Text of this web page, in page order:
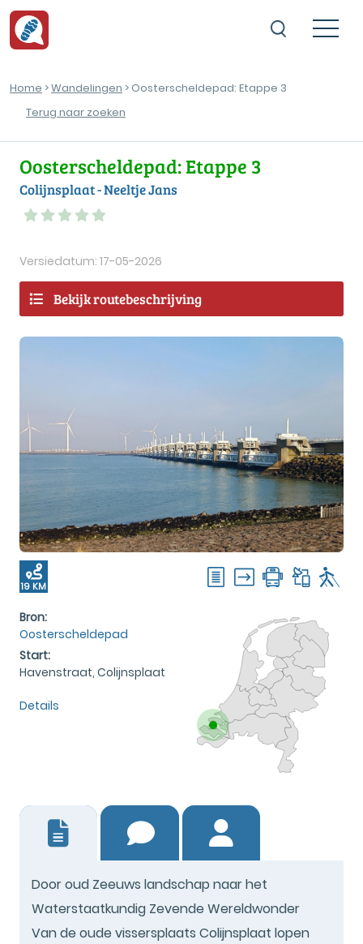
Home >Wandelingen > Oosterscheldepad: Etappe 3
Terug naar zoeken
Oosterscheldepad: Etappe 3
Colijnsplaat - Neeltje Jans
Versiedatum: 17-05-2026
Bekijk routebeschrijving
19 KM
Bron:
Oosterscheldepad
Start:
Havenstraat, Colijnsplaat
Details
Door oud Zeeuws landschap naar het
Waterstaatkundig Zevende Wereldwonder
Van de oude vissersplaats Colijnsplaat lopen